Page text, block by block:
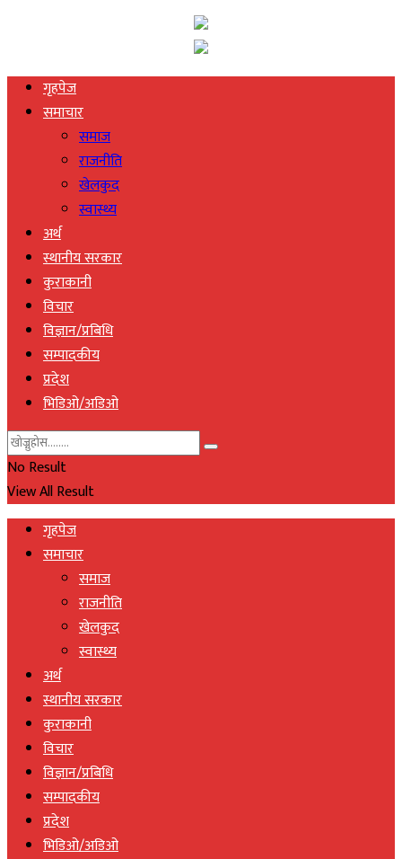
गृहपेज
समाचार
समाज
राजनीति
खेलकुद
स्वास्थ्य
अर्थ
स्थानीय सरकार
कुराकानी
विचार
विज्ञान/प्रबिधि
सम्पादकीय
प्रदेश
भिडिओ/अडिओ
No Result
View All Result
गृहपेज
समाचार
समाज
राजनीति
खेलकुद
स्वास्थ्य
अर्थ
स्थानीय सरकार
कुराकानी
विचार
विज्ञान/प्रबिधि
सम्पादकीय
प्रदेश
भिडिओ/अडिओ